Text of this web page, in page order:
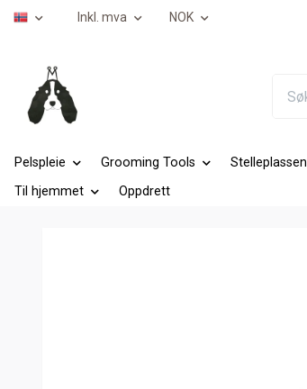
Inkl. mva NOK
Pelspleie Grooming Tools Stelleplassen
Til hjemmet
Oppdrett